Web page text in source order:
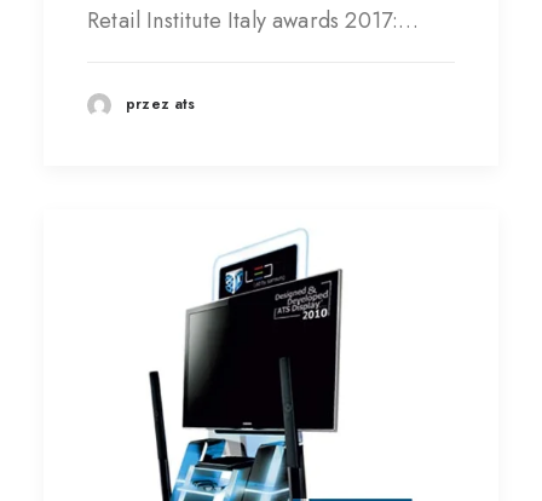
Retail Institute Italy awards 2017:…
przez ats